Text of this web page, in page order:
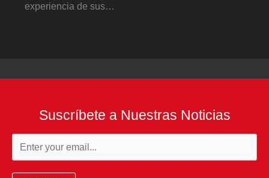
experiencia de sus…
Suscríbete a Nuestras Noticias